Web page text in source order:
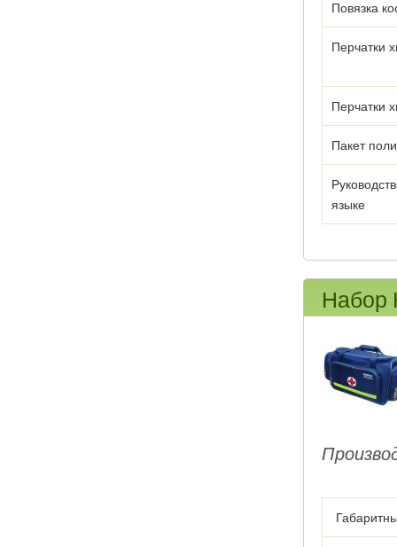
Повязка
Перчатки
Перчатки
Пакет
языке
Набор